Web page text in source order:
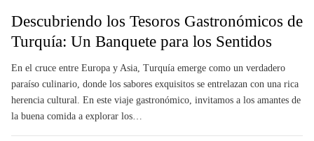
Descubriendo los Tesoros Gastronómicos de
Turquía: Un Banquete para los Sentidos
En el cruce entre Europa y Asia, Turquía emerge como un verdadero
paraíso culinario, donde los sabores exquisitos se entrelazan con una rica
herencia cultural. En este viaje gastronómico, invitamos a los amantes de
la buena comida a explorar los…